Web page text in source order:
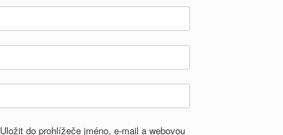
Uložit do prohlížeče jméno, e-mail a webovou